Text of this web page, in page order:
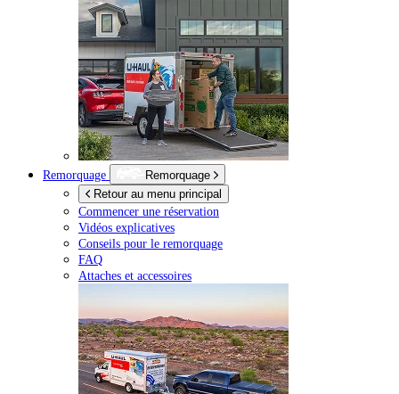
Remorquage
Remorquage
Retour au menu principal
Commencer une réservation
Vidéos explicatives
Conseils pour le remorquage
FAQ
Attaches et accessoires